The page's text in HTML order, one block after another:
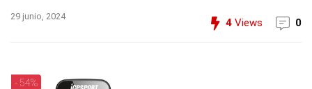
29 junio, 2024
4 Views 0
- 54%